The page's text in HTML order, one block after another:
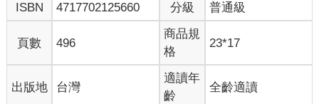
ISBN
4717702125660 分級 普通級
頁數 496
商品規
格
23*17
出版地 台灣
適讀年
齡
全齡適讀